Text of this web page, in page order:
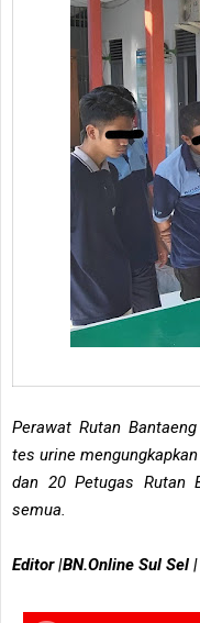
Perawat Rutan
tes urine
dan 20 Petugas Rutan
semua.
Editor |BN.Online Sul Sel